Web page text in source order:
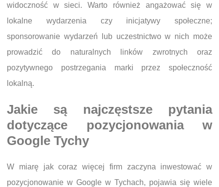
widoczność w sieci. Warto również angażować się w
lokalne wydarzenia czy inicjatywy społeczne;
sponsorowanie wydarzeń lub uczestnictwo w nich może
prowadzić do naturalnych linków zwrotnych oraz
pozytywnego postrzegania marki przez społeczność
lokalną.
Jakie są najczęstsze pytania
dotyczące pozycjonowania w
Google Tychy
W miarę jak coraz więcej firm zaczyna inwestować w
pozycjonowanie w Google w Tychach, pojawia się wiele